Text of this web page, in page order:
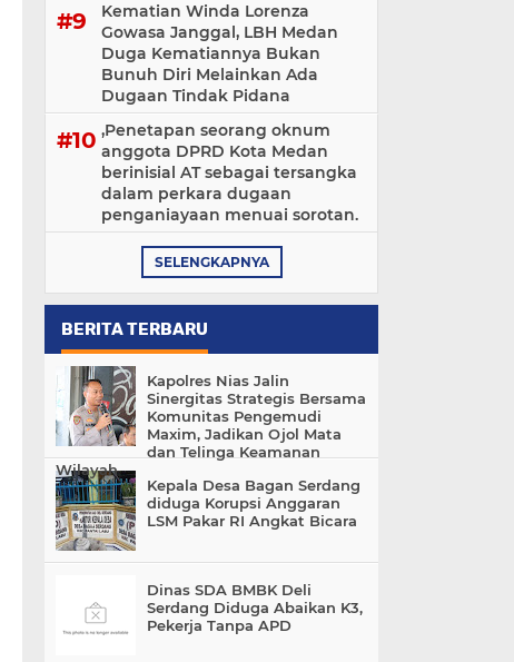
Kematian Winda Lorenza
Gowasa Janggal, LBH Medan
Duga Kematiannya Bukan
Bunuh Diri Melainkan Ada
Dugaan Tindak Pidana
,Penetapan seorang oknum
anggota DPRD Kota Medan
berinisial AT sebagai tersangka
dalam perkara dugaan
penganiayaan menuai sorotan.
SELENGKAPNYA
BERITA TERBARU
Kapolres Nias Jalin
Sinergitas Strategis Bersama
Komunitas Pengemudi
Maxim, Jadikan Ojol Mata
dan Telinga Keamanan
Wilayah
Kepala Desa Bagan Serdang
diduga Korupsi Anggaran
LSM Pakar RI Angkat Bicara
Dinas SDA BMBK Deli
Serdang Diduga Abaikan K3,
Pekerja Tanpa APD